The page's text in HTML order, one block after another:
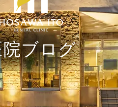
ブログ